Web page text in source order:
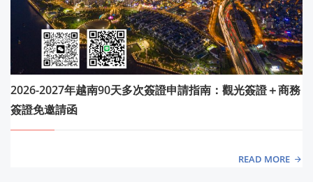
2026-2027年越南90天多次簽證申請指南：觀光簽證＋商務
簽證免邀請函
READ MORE